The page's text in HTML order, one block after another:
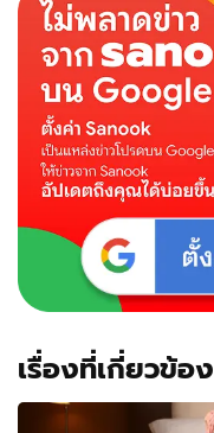
เรื่องที่เกี่ยวข้อง